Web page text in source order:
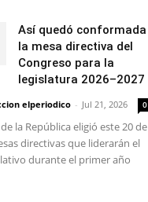
Así quedó conformada
la mesa directiva del
Congreso para la
legislatura 2026–2027
elperiodico - Jul 21, 2026 0
la República eligió este 20 de
directivas que liderarán el
durante el primer año